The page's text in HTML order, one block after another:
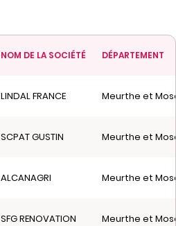
NOM DE LA SOCIÉTÉ DÉPARTEMENT
LINDAL FRANCE Meurthe et
SCPAT GUSTIN Meurthe et
ALCANAGRI Meurthe et
SFG RENOVATION Meurthe et